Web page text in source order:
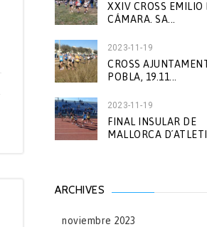
XXIV CROSS EMILIO
CÁMARA. SA...
2023-11-19
CROSS
POBLA, 19.11...
2023-11-19
FINAL INSULAR DE
MALLORCA
ARCHIVES
noviembre 2023